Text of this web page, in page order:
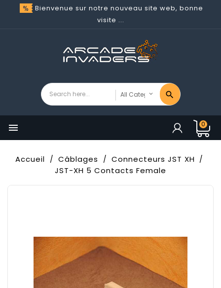
Bienvenue sur notre nouveau site web, bonne
visite ...
 0
Accueil Câblages
Connecteurs JST XH
JST-XH 5 Contacts Female